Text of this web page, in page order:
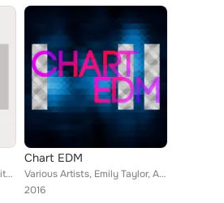
Various Artists, Alabama Whitman, Clav, Thomas Collins, Donna Scarff, Harry Valentine, Pat Stone, Harlin James, Andrew Beaton, Y...
Chart EDM
Various Artists, Emily Taylor, Andrew Beaton, Damian Rhodes, Toby Farrugia, Sheryl Simpson, Julian Napolitano, Sophia Hurst, Chr...
2016